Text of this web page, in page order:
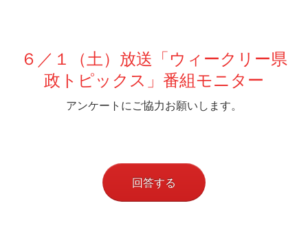
６／１（土）放送「ウィークリー県
政トピックス」番組モニター
アンケートにご協力お願いします。
回答する